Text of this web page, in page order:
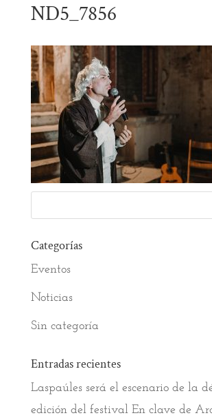
ND5_7856
Categorías
Eventos
Noticias
Sin categoría
Entradas recientes
Laspaúles será el escenario de la
edición del festival En clave de